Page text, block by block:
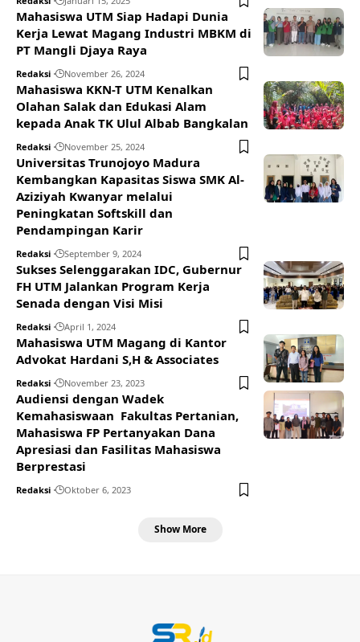
Mahasiswa UTM Siap Hadapi Dunia
Kerja Lewat Magang Industri MBKM di
PT Mangli Djaya Raya
Redaksi November 26, 2024
Mahasiswa KKN-T UTM Kenalkan
Olahan Salak dan Edukasi Alam
kepada Anak TK Ulul Albab Bangkalan
Redaksi November 25, 2024
Universitas Trunojoyo Madura
Kembangkan Kapasitas Siswa SMK Al-
Aziziyah Kwanyar melalui
Peningkatan Softskill dan
Pendampingan Karir
Redaksi September 9, 2024
Sukses Selenggarakan IDC, Gubernur
FH UTM Jalankan Program Kerja
Senada dengan Visi Misi
Redaksi April 1, 2024
Mahasiswa UTM Magang di Kantor
Advokat Hardani S,H & Associates
Redaksi November 23, 2023
Audiensi dengan Wadek
Kemahasiswaan Fakultas Pertanian,
Mahasiswa FP Pertanyakan Dana
Apresiasi dan Fasilitas Mahasiswa
Berprestasi
Redaksi Oktober 6, 2023
Show More